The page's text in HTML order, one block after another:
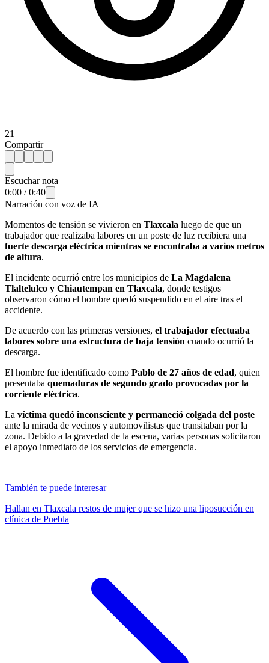
21
Compartir
Escuchar nota
0:00 /0:40
Narración con voz de IA
Momentos de tensión se vivieron en Tlaxcala luego de que un
trabajador que realizaba labores en un poste de luz recibiera una
fuerte descarga eléctrica mientras se encontraba a varios metros
de altura.
El incidente ocurrió entre los municipios de La Magdalena
Tlaltelulco y Chiautempan en Tlaxcala, donde testigos
observaron cómo el hombre quedó suspendido en el aire tras el
accidente.
De acuerdo con las primeras versiones, el trabajador efectuaba
labores sobre una estructura de baja tensión cuando ocurrió la
descarga.
El hombre fue identificado como Pablo de 27 años de edad, quien
presentaba quemaduras de segundo grado provocadas por la
corriente eléctrica.
La víctima quedó inconsciente y permaneció colgada del poste
ante la mirada de vecinos y automovilistas que transitaban por la
zona. Debido a la gravedad de la escena, varias personas solicitaron
el apoyo inmediato de los servicios de emergencia.
También te puede interesar
Hallan en Tlaxcala restos de mujer que se hizo una liposucción en
clínica de Puebla